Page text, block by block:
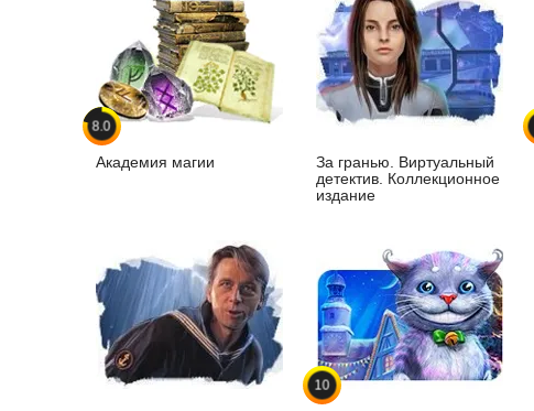
8.0
Академия магии
За гранью. Виртуальный
детектив. Коллекционное
издание
10